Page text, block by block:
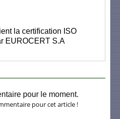
la certification ISO
EUROCERT S.A
pour le moment.
pour cet article !